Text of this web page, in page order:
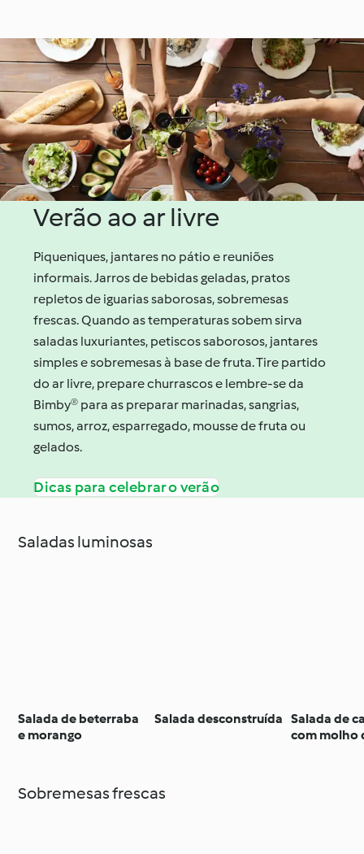
Verão ao ar livre
Piqueniques, jantares no pátio e reuniões
informais. Jarros de bebidas geladas, pratos
repletos de iguarias saborosas, sobremesas
frescas. Quando as temperaturas sobem sirva
saladas luxuriantes, petiscos saborosos, jantares
simples e sobremesas à base de fruta. Tire partido
do ar livre, prepare churrascos e lembre-se da
Bimby® para as preparar marinadas, sangrias,
sumos, arroz, esparregado, mousse de fruta ou
gelados.
Dicas para celebrar o verão
Saladas luminosas
Salada de beterraba
e morango
Salada desconstruída Salada de
com molho
Sobremesas frescas